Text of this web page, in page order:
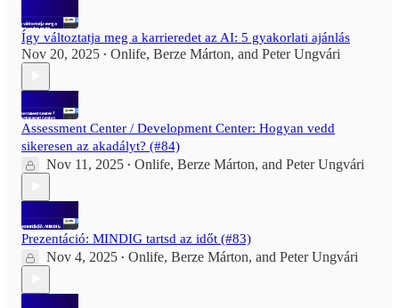
Így változtatja meg a karrieredet az AI: 5 gyakorlati ajánlás
Nov 20, 2025 • Onlife, Berze Márton, and Peter Ungvári
Assessment Center / Development Center: Hogyan vedd
sikeresen az akadályt? (#84)
Nov 11, 2025 • Onlife, Berze Márton, and Peter Ungvári
Prezentáció: MINDIG tartsd az időt (#83)
Nov 4, 2025 • Onlife, Berze Márton, and Peter Ungvári